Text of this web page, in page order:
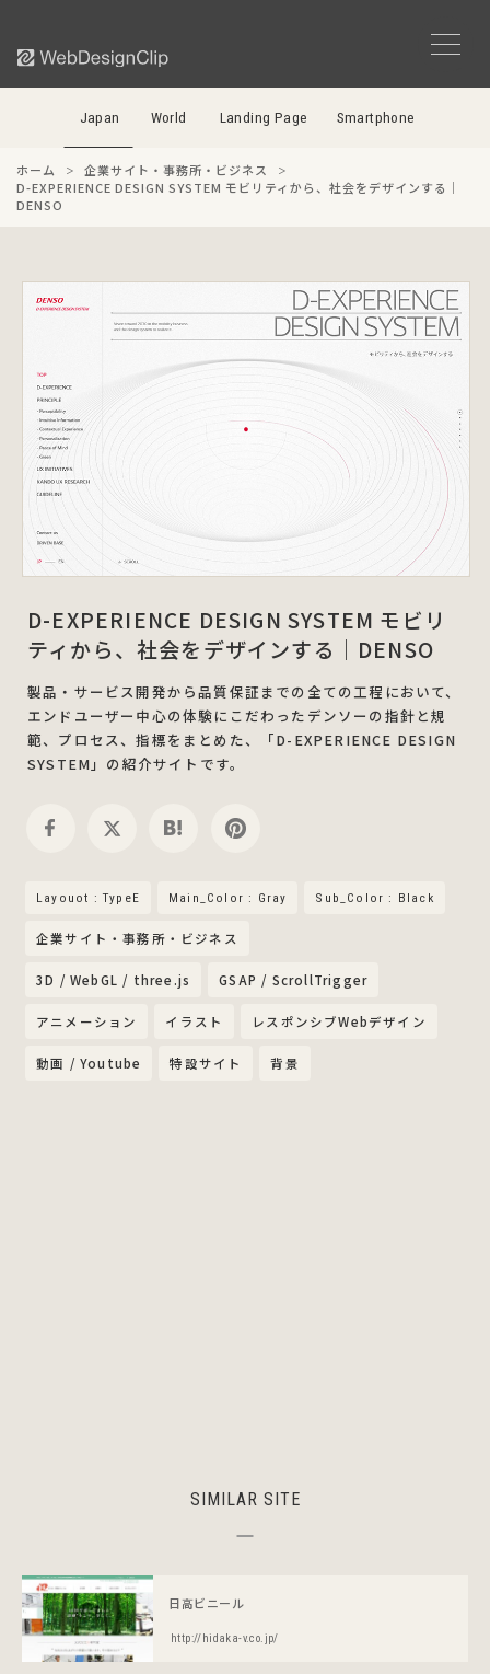
Japan World Landing Page Smartphone
ホーム
企業サイト・事務所・ビジネス
D-EXPERIENCE DESIGN SYSTEM モビリティから、社会をデザインする｜
DENSO
D-EXPERIENCE DESIGN SYSTEM モビリ
ティから、社会をデザインする｜DENSO
製品・サービス開発から品質保証までの全ての工程において、
エンドユーザー中心の体験にこだわったデンソーの指針と規
範、プロセス、指標をまとめた、「D-EXPERIENCE DESIGN
SYSTEM」の紹介サイトです。
Layouot : TypeE Main_Color : Gray Sub_Color : Black
企業サイト・事務所・ビジネス
3D / WebGL / three.js GSAP / ScrollTrigger
アニメーション イラスト レスポンシブWebデザイン
動画 / Youtube 特設サイト 背景
SIMILAR SITE
日高ビニール
http://hidaka-v.co.jp/